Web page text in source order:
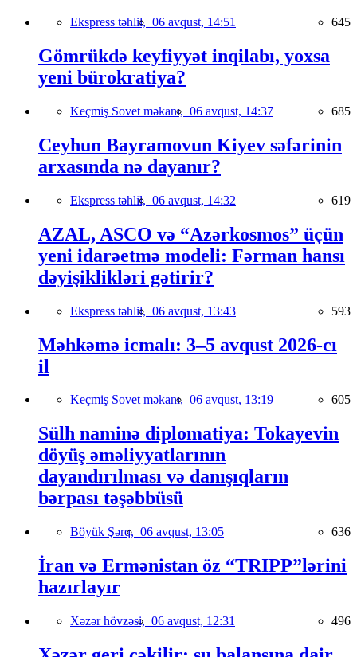
Ekspress təhlil, 06 avqust, 14:51 645
Gömrükdə keyfiyyət inqilabı, yoxsa
yeni bürokratiya?
Keçmiş Sovet məkanı, 06 avqust, 14:37 685
Ceyhun Bayramovun Kiyev səfərinin
arxasında nə dayanır?
Ekspress təhlil, 06 avqust, 14:32 619
AZAL, ASCO və “Azərkosmos” üçün
yeni idarəetmə modeli: Fərman hansı
dəyişiklikləri gətirir?
Ekspress təhlil, 06 avqust, 13:43 593
Məhkəmə icmalı: 3–5 avqust 2026-cı
il
Keçmiş Sovet məkanı, 06 avqust, 13:19 605
Sülh naminə diplomatiya: Tokayevin
döyüş əməliyyatlarının
dayandırılması və danışıqların
bərpası təşəbbüsü
Böyük Şərq, 06 avqust, 13:05 636
İran və Ermənistan öz “TRIPP”lərini
hazırlayır
Xəzər hövzəsi, 06 avqust, 12:31 496